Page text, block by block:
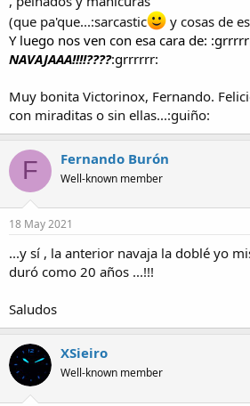
(que pa'que...:sarcastic
y cosas de
Y luego nos ven con esa cara de:
NAVAJAAA!!!!????:grrrrrr:
Muy bonita Victorinox, Fernando.
con miraditas o sin ellas...:guiño:
F Fernando Burón
Well-known member
18 May 2021
...y sí , la anterior navaja la doblé yo
duró como 20 años ...!!!
Saludos
XSieiro
Well-known member